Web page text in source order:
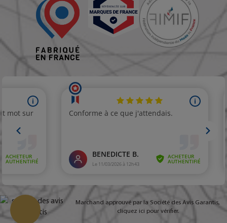
Marchand approuvé par la Société des Avis Garantis,
cliquez ici pour vérifier.